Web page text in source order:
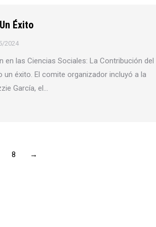
Éxito
2024
en las Ciencias Sociales: La Contribución del
éxito. El comite organizador incluyó a la
García, el…
8 →